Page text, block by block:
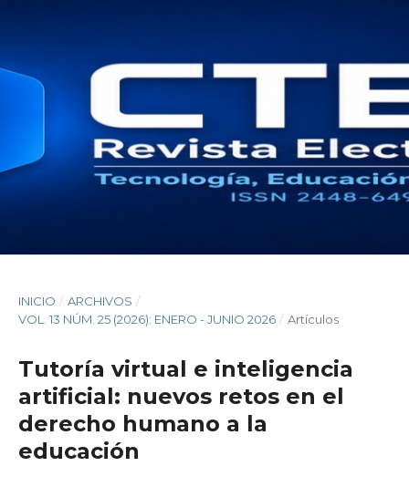
INICIO / ARCHIVOS /
VOL. 13 NÚM. 25 (2026): ENERO - JUNIO 2026 / Artículos
Tutoría virtual e inteligencia
artificial: nuevos retos en el
derecho humano a la
educación